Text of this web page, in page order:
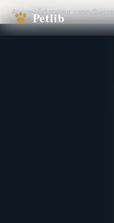
Accueil›Éducateur canin›Suisse